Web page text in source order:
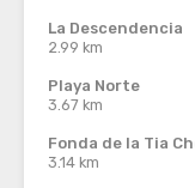
La Descendencia
2.99 km
Playa Norte
3.67 km
Fonda de la Tia
3.14 km